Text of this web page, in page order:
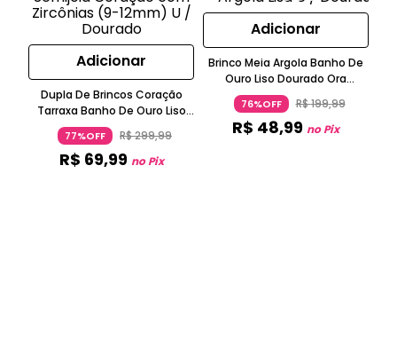
Adicionar
Dupla De Brincos Coração
Tarraxa Banho De Ouro Liso
Cravejado De Zircônias
Dourado Ora Semijoias
77%OFF R$299,99
R$ 69,99 no Pix
Adicionar
Brinco Meia Argola Banho De
Ouro Liso Dourado Ora
Semijoias
76%OFF R$199,99
R$ 48,99 no Pix